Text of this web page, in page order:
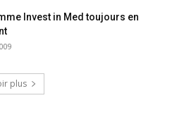
Invest in Med toujours en
plus